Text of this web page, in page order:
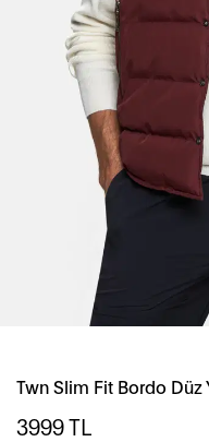
Twn Slim Fit Bordo Düz
3999TL